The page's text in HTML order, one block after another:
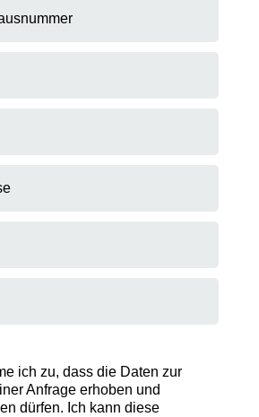
ich zu, dass die Daten zur
Anfrage erhoben und
dürfen. Ich kann diese